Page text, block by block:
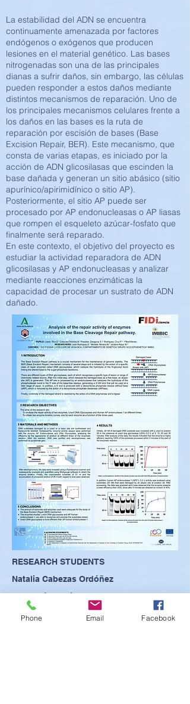
La estabilidad del ADN se encuentra
continuamente amenazada por factores
endógenos o exógenos que producen
lesiones en el material genético. Las bases
nitrogenadas son una de las principales
dianas a sufrir daños, sin embargo, las células
pueden responder a estos daños mediante
distintos mecanismos de reparación. Uno de
los principales mecanismos celulares frente a
los daños en las bases es la ruta de
reparación por escisión de bases (Base
Excision Repair, BER). Este mecanismo, que
consta de varias etapas, es iniciado por la
acción de ADN glicosilasas que escinden la
base dañada y generan un sitio abásico (sitio
apurínico/apirimidínico o sitio AP).
Posteriormente, el sitio AP puede ser
procesado por AP endonucleasas o AP liasas
que rompen el esqueleto azúcar-fosfato que
finalmente será reparado.
En este contexto, el objetivo del proyecto es
estudiar la actividad reparadora de ADN
glicosilasas y AP endonucleasas y analizar
mediante reacciones enzimáticas la
capacidad de procesar un sustrato de ADN
dañado.
RESEARCH STUDENTS
Natalia Cabezas Ordóñez
Elena López Rico
Elisabeth Posadas Zaragoza
Phone Email Facebook